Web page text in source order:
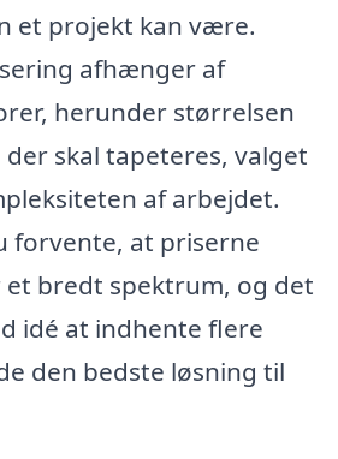
et projekt kan være.
afhænger af
herunder størrelsen
skal tapeteres, valget
af arbejdet.
forvente, at priserne
bredt spektrum, og det
idé at indhente flere
den bedste løsning til